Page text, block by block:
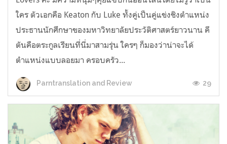
ใคร ตัวเอกคือ Keaton กับ Luke ทั้งคู่เป็นคู่แข่งชิงตำแหน่ง
ประธานนักศึกษาของมหาวิทยาลัยประวัติศาสตร์ยาวนาน คี
ตันคือตระกูลเรียนที่นี่มาสามรุ่น ใครๆ ก็มองว่าน่าจะได้
ตำแหน่งแบบลอยมา ครอบครัว...
Parntranslation and Review 29